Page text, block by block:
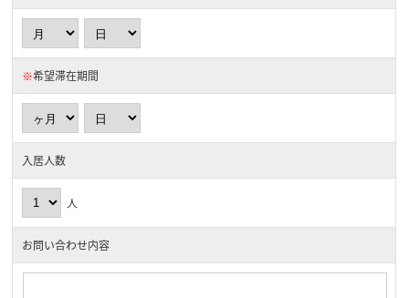
※希望滞在期間
入居人数
人
お問い合わせ内容